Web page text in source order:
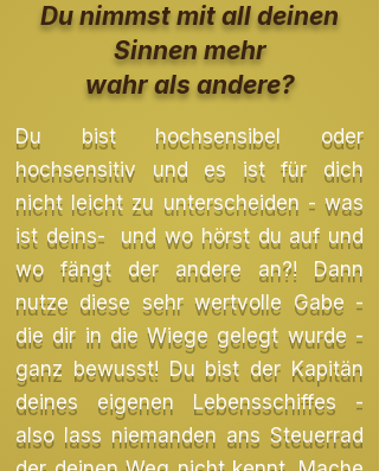
Du nimmst mit all deinen
Sinnen mehr
wahr als andere?
Du bist hochsensibel oder
hochsensitiv und es ist für dich
nicht leicht zu unterscheiden - was
ist deins- und wo hörst du auf und
wo fängt der andere an?! Dann
nutze diese sehr wertvolle Gabe -
die dir in die Wiege gelegt wurde -
ganz bewusst! Du bist der Kapitän
deines eigenen Lebensschiffes -
also lass niemanden ans Steuerrad